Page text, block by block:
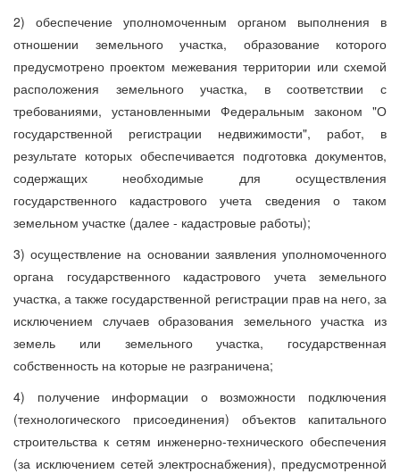
2) обеспечение уполномоченным органом выполнения в
отношении земельного участка, образование которого
предусмотрено проектом межевания территории или схемой
расположения земельного участка, в соответствии с
требованиями, установленными Федеральным законом "О
государственной регистрации недвижимости", работ, в
результате которых обеспечивается подготовка документов,
содержащих необходимые для осуществления
государственного кадастрового учета сведения о таком
земельном участке (далее - кадастровые работы);
3) осуществление на основании заявления уполномоченного
органа государственного кадастрового учета земельного
участка, а также государственной регистрации прав на него, за
исключением случаев образования земельного участка из
земель или земельного участка, государственная
собственность на которые не разграничена;
4) получение информации о возможности подключения
(технологического присоединения) объектов капитального
строительства к сетям инженерно-технического обеспечения
(за исключением сетей электроснабжения), предусмотренной